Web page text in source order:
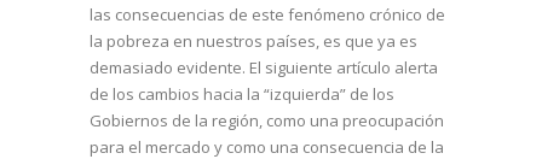
las consecuencias de este fenómeno crónico de
la pobreza en nuestros países, es que ya es
demasiado evidente. El siguiente artículo alerta
de los cambios hacia la “izquierda” de los
Gobiernos de la región, como una preocupación
para el mercado y como una consecuencia de la